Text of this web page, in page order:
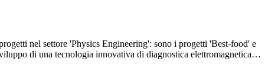
nel settore 'Physics Engineering': sono i progetti 'Best-food' e
di una tecnologia innovativa di diagnostica elettromagnetica…